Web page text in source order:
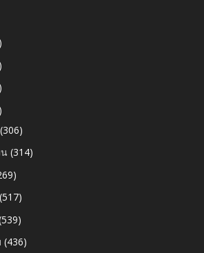
(306)
น(314)
(517)
(436)